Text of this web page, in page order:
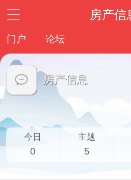
房产信
门户 论坛
房产信息
今日
0
主题
5